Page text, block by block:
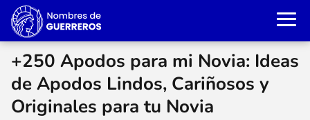
+250 Apodos para mi Novia: Ideas
de Apodos Lindos, Cariñosos y
Originales para tu Novia